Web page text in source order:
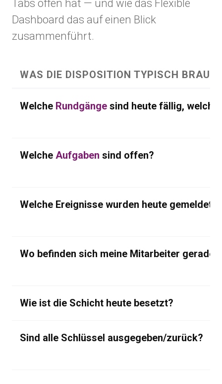
Tabs offen hat — und wie das Flexible
Dashboard das auf einen Blick
zusammenführt.
WAS DIE DISPOSITION TYPISCH
Welche Rundgänge sind heute fällig, welche
Welche Aufgaben sind offen?
Welche Ereignisse wurden heute gemeldet?
Wo befinden sich meine Mitarbeiter gerade?
Wie ist die Schicht heute besetzt?
Sind alle Schlüssel ausgegeben/zurück?